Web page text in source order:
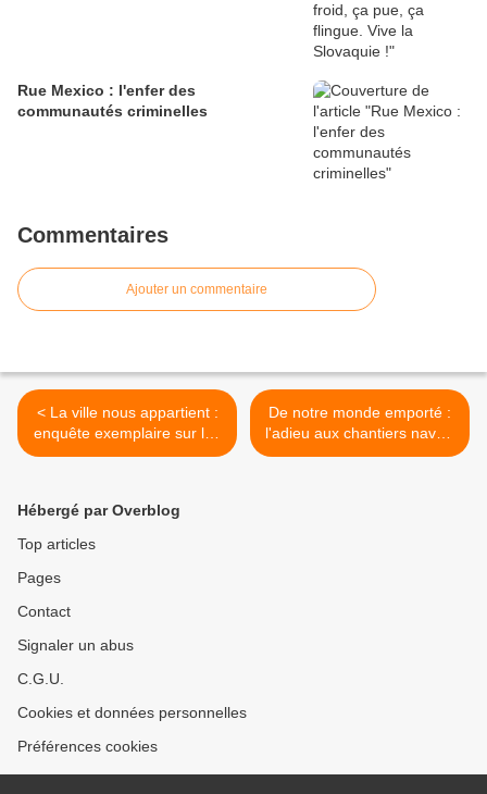
Rue Mexico : l'enfer des
communautés criminelles
Commentaires
Ajouter un commentaire
< La ville nous appartient :
enquête exemplaire sur les
ripoux de Baltimore
De notre monde emporté :
l'adieu aux chantiers navals
>
Hébergé par Overblog
Top articles
Pages
Contact
Signaler un abus
C.G.U.
Cookies et données personnelles
Préférences cookies